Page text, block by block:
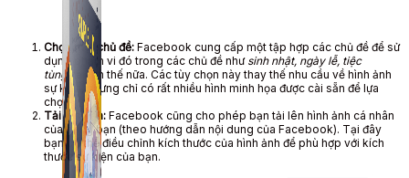
Chọn một chủ đề: Facebook cung cấp một tập hợp các chủ đề để sử
dụng phạm vi đó trong các chủ đề như sinh nhật, ngày lễ, tiệc
tùngvà hơn thế nữa. Các tùy chọn này thay thế nhu cầu về hình ảnh
sự kiện, nhưng chỉ có rất nhiều hình minh họa được cài sẵn để lựa
chọn.
Tải lên Ảnh: Facebook cũng cho phép bạn tải lên hình ảnh cá nhân
của riêng bạn (theo hướng dẫn nội dung của Facebook). Tại đây
bạn có thể điều chỉnh kích thước của hình ảnh để phù hợp với kích
thước sự kiện của bạn.